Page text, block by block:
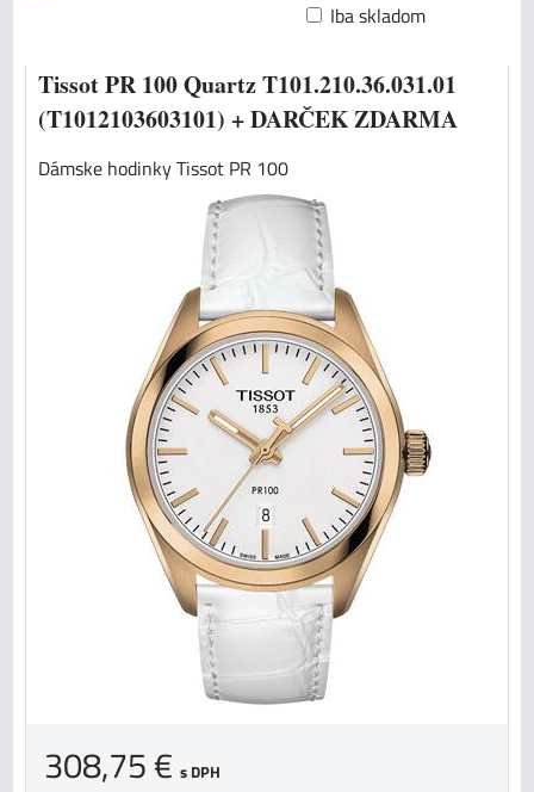
Iba skladom
Tissot PR 100 Quartz T101.210.36.031.01
(T1012103603101) + DARČEK ZDARMA
Dámske hodinky Tissot PR 100
308,75 € s DPH